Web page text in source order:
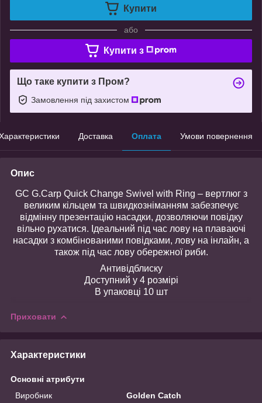
Купити
або
Купити з
Що таке купити з Пром?
Замовлення під захистом
Доставка Оплата Умови повернення
Опис
GC G.Carp Quick Change Swivel with Ring – вертлюг з
великим кільцем та швидкозніманням забезпечує
відмінну презентацію насадки, дозволяючи повідку
вільно рухатися. Ідеальний під час лову на плаваючі
насадки з комбінованими повідками, лову на інлайн, а
також під час лову обережної риби.
Антивідблиску
Доступний у 4 розмірі
В упаковці 10 шт
Приховати
Характеристики
Основні атрибути
Виробник
Golden Catch